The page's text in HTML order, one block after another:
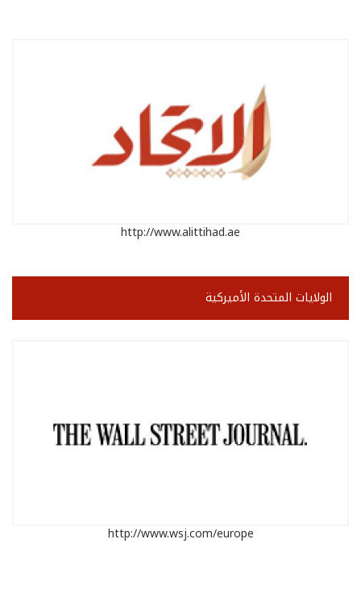
http://www.alittihad.ae
الولايات المتحدة الأميركية
http://www.wsj.com/europe